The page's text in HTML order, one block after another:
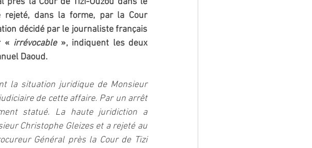
rejeté, dans la forme, par la Cour
décidé par le journaliste français
« irrévocable », indiquent les deux
Daoud.
la situation juridique de Monsieur
de cette affaire. Par un arrêt
statué. La haute juridiction a
Christophe Gleizes et a rejeté au
Général près la Cour de Tizi